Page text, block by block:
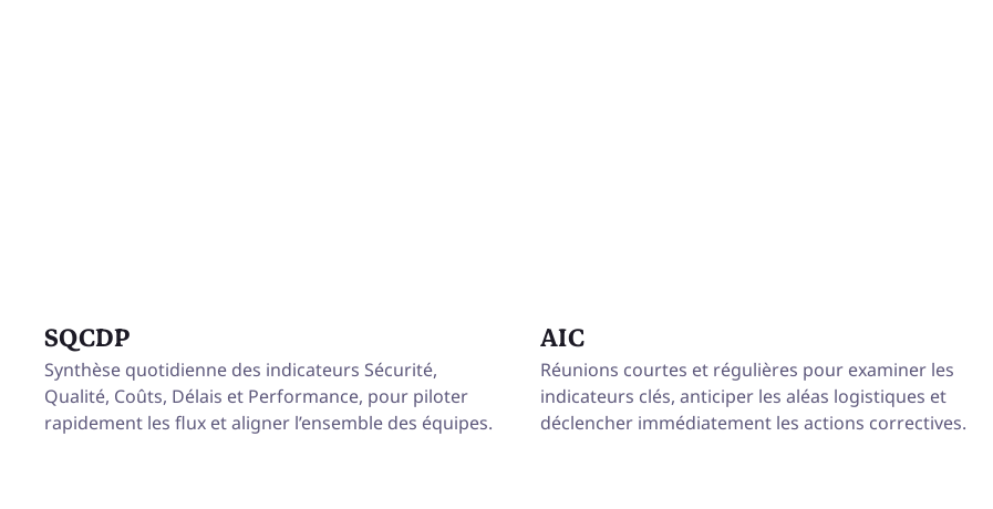
SQCDP
Synthèse quotidienne des indicateurs Sécurité,
Qualité, Coûts, Délais et Performance, pour piloter
rapidement les flux et aligner l’ensemble des équipes.
AIC
Réunions courtes et régulières pour examiner les
indicateurs clés, anticiper les aléas logistiques et
déclencher immédiatement les actions correctives.